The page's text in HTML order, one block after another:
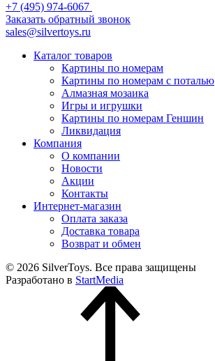
+7 (495) 974-6067
Заказать обратный звонок
sales@silvertoys.ru
Каталог товаров
Картины по номерам
Картины по номерам с поталью
Алмазная мозаика
Игры и игрушки
Картины по номерам Геншин
Ликвидация
Компания
О компании
Новости
Акции
Контакты
Интернет-магазин
Оплата заказа
Доставка товара
Возврат и обмен
© 2026 SilverToys. Все права защищены
Разработано в StartMedia